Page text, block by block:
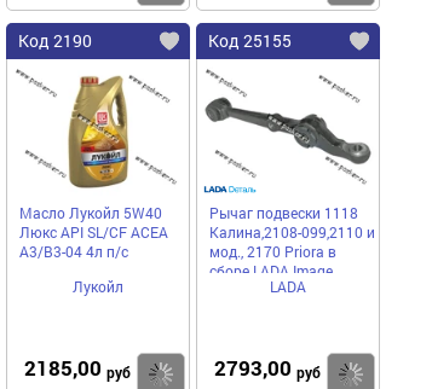
Код 2190
Масло Лукойл 5W40
Люкс API SL/CF ACEA
A3/B3-04 4л п/с
Лукойл
2185,00 руб Купить
Код 25155
Рычаг подвески 1118
Калина,2108-099,2110 и
мод., 2170 Priora в
сборе LADA Image
LADA
2793,00 руб